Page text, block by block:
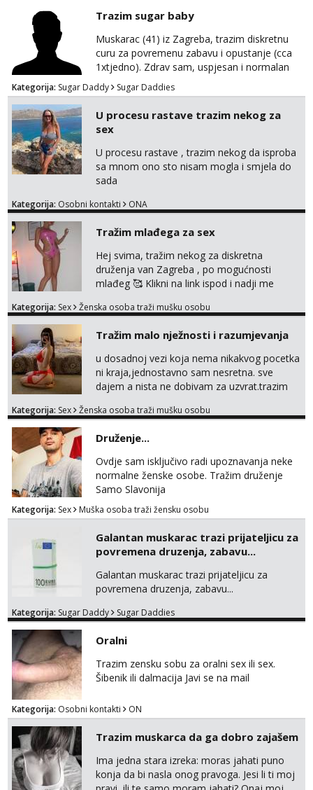
Trazim sugar baby
Muskarac (41) iz Zagreba, trazim diskretnu
curu za povremenu zabavu i opustanje (cca
1xtjedno). Zdrav sam, uspjesan i normalan
muskarca koji je spreman financijski cijeniti
tvoje vrijeme i trud. Ako smatras da imas sto
ponuditi, javi se s par rijeci o sebi, tome sto
trazis/ocekujes i fotkama na; Telegram
@GentAnte WA 0955812207
Kategorija: Sugar Daddy Sugar Daddies
U procesu rastave trazim nekog za
sex
U procesu rastave , trazim nekog da isproba
sa mnom ono sto nisam mogla i smjela do
sada
Kategorija: Osobni kontakti ONA
Tražim mlađega za sex
Hej svima, tražim nekog za diskretna
druženja van Zagreba , po mogućnosti
mlađeg 🥰 Klikni na link ispod i nadji me
Kategorija: Sex Ženska osoba traži mušku osobu
Tražim malo nježnosti i razumjevanja
u dosadnoj vezi koja nema nikakvog pocetka
ni kraja,jednostavno sam nesretna. sve
dajem a nista ne dobivam za uzvrat.trazim
trazim puno samo malo njeznosti i
poljupce po tijelu koji me jako
pale,obozavam kad muskarac preuzme
kontrolu . javi se :) Klikni na link ispod i nadji
me tamo, cekam te!
Kategorija: Sex Ženska osoba traži mušku osobu
Druženje...
Ovdje sam isključivo radi upoznavanja neke
normalne ženske osobe. Tražim druženje
Samo Slavonija
Kategorija: Sex Muška osoba traži žensku osobu
Galantan muskarac trazi prijateljicu za
povremena druzenja, zabavu...
Galantan muskarac trazi prijateljicu za
povremena druzenja, zabavu...
Kategorija: Sugar Daddy Sugar Daddies
Oralni
Trazim zensku sobu za oralni sex ili sex.
Šibenik ili dalmacija Javi se na mail
Kategorija: Osobni kontakti ON
Trazim muskarca da ga dobro zajašem
Ima jedna stara izreka: moras jahati puno
konja da bi nasla onog pravoga. Jesi li ti moj